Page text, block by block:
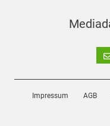
Impressum AGB